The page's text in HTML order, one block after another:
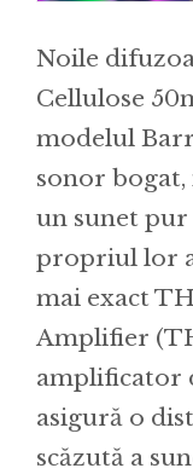
Noile
Cellulose
modelul
sonor
un sunet pur
propriul lor
mai exact
Amplifier
amplificator
asigură o
scăzută a